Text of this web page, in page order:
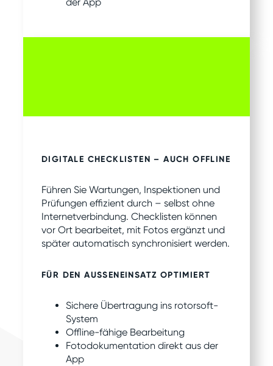
DIGITALE CHECKLISTEN – AUCH OFFLINE
Führen Sie Wartungen, Inspektionen und
Prüfungen effizient durch – selbst ohne
Internetverbindung. Checklisten können
vor Ort bearbeitet, mit Fotos ergänzt und
später automatisch synchronisiert werden.
FÜR DEN AUSSENEINSATZ OPTIMIERT
Sichere Übertragung ins rotorsoft-
System
Offline-fähige Bearbeitung
Fotodokumentation direkt aus der
App